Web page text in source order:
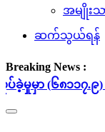
အမျိုး
ဆက်သွယ်ရန်
Breaking News :
၁၇.၉) မဂ္ဂါဝပ်န
Toggle